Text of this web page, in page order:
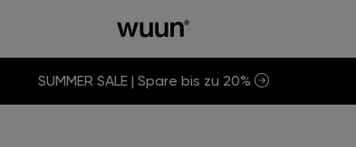
SUMMER SALE | Spare bis zu 20%